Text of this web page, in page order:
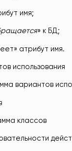
имя;
» к БД;
атрибут имя.
использования
вариантов
классов